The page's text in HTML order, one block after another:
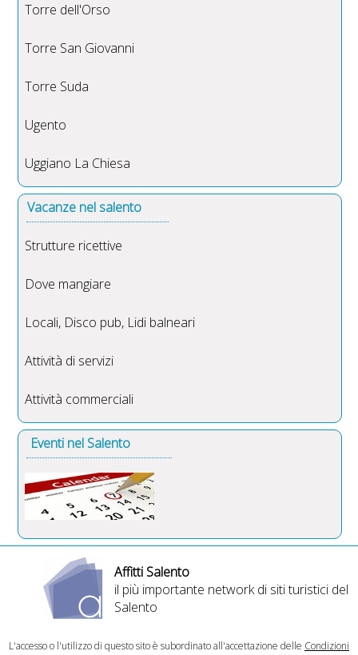
Torre dell'Orso
Torre San Giovanni
Torre Suda
Ugento
Uggiano La Chiesa
Vacanze nel salento
Strutture ricettive
Dove mangiare
Locali, Disco pub, Lidi balneari
Attività di servizi
Attività commerciali
Eventi nel Salento
Affitti Salento
il più importante network di siti turistici del
Salento
L'accesso o l'utilizzo di questo sito è subordinato all'accettazione delle Condizioni